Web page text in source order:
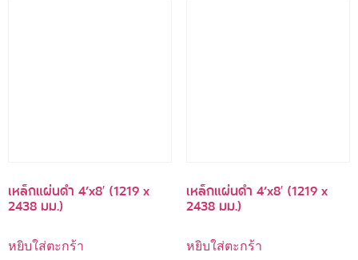
เหล็กแผ่นดำ 4’x8′ (1219 x
2438 มม.)
หยิบใส่ตะกร้า
เหล็กแผ่นดำ 4’x8′ (1219 x
2438 มม.)
หยิบใส่ตะกร้า